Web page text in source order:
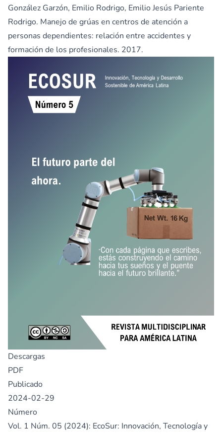
González Garzón, Emilio Rodrigo, Emilio Jesús Pariente
Rodrigo. Manejo de grúas en centros de atención a
personas dependientes: relación entre accidentes y
formación de los profesionales. 2017.
Descargas
PDF
Publicado
2024-02-29
Número
Vol. 1 Núm. 05 (2024): EcoSur: Innovación, Tecnología y